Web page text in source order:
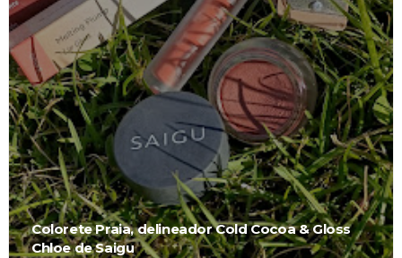
Colorete Praia, delineador Cold Cocoa & Gloss
Chloe de Saigu